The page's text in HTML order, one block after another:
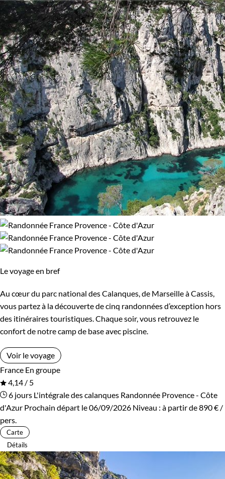
95% de satisfaction(184 avis)
de Porquerolles; etc. Les plaisirs sont multiples et gorgés de
soleil.
Guide de voyage Provence - Côte d'Azur
Activité
Multi-activités Randonnée
Trek
Âge des enfants
Les 10/13 ans Les 14/16 ans
Confort
Refuge, gîte, dortoir Standard
Itinérance
Itinérant En étoile
Bord de mer et îles Forêts, collines, rivières et lacs
Le voyage en bref
Au cœur du parc national des Calanques, de Marseille à Cassis,
vous partez à la découverte de cinq randonnées d’exception hors
des itinéraires touristiques. Chaque soir, vous retrouvez le
confort de notre camp de base avec piscine.
Voir le voyage
France En groupe
4,14 / 5
6 jours L'intégrale des calanques Randonnée Provence - Côte
d'Azur Prochain départ le 06/09/2026 Niveau : à partir de890 € /
pers.
Carte
Détails